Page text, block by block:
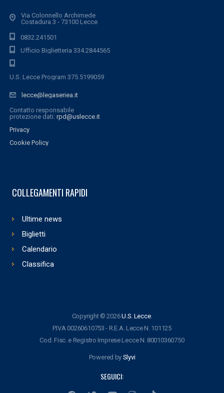
Via Colonnello Archimede
Costadura 3 - 73100 Lecce
0832.241501
Ufficio Biglietteria 334.2844565
U.S. Lecce Program 375.5199059
lecce@legaseriea.it
Contatto responsabile
protezione dati: rpd@uslecce.it
Privacy
Cookie Policy
COLLEGAMENTI RAPIDI
Ultime news
Biglietti
Calendario
Classifica
Copyright © 2026U.S. Lecce.
P.IVA 00260610753 - R.E.A. Lecce N. 101125
Cod. Fisc. e Registro Imprese Lecce N. 80010360750
Powered by Slyvi
SEGUICI: